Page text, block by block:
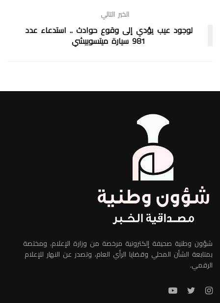
الخبر التالي
لوجود عيب يؤدي إلى وقوع حوادث .. استدعاء عدد
981 سيارة ميتسوبيشي
شؤون وطنية صحيفة إلكترونية مرخصة من وزارة الإعلام، ومختصة
بمتابعة الشأن المحلي وقضايا الرأي العام، وتصدر عن النهار للإعلام
الرقمي.